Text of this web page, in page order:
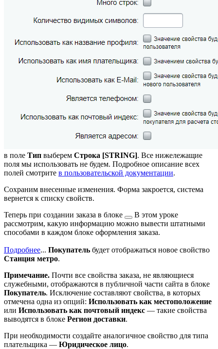
в поле Тип выберем Строка [STRING]. Все нижележащие
поля мы использовать не будем. Подробное описание всех
полей смотрите в пользовательской документации.
Сохраним внесенные изменения. Форма закроется, система
вернется к списку свойств.
Теперь при создании заказа в блоке
В этом уроке
рассмотрим, какую информацию можно вывести штатными
способами в каждом блоке оформления заказа.
Подробнее... Покупатель будет отображаться новое свойство
Станция метро.
Примечание. Почти все свойства заказа, не являющиеся
служебными, отображаются в публичной части сайта в блоке
Покупатель. Исключение составляют свойства, в которых
отмечена одна из опций: Использовать как местоположение
или Использовать как почтовый индекс — такие свойства
выводятся в блоке Регион доставки.
При необходимости создайте аналогичное свойство для типа
плательщика — Юридическое лицо.